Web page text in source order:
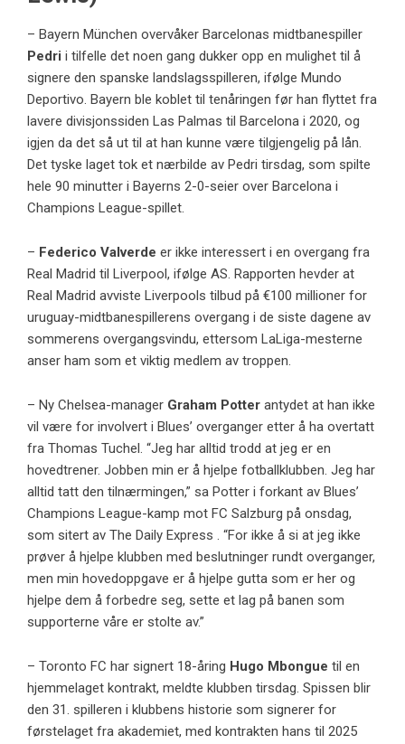
– Bayern München overvåker Barcelonas midtbanespiller
Pedri i tilfelle det noen gang dukker opp en mulighet til å
signere den spanske landslagsspilleren, ifølge Mundo
Deportivo. Bayern ble koblet til tenåringen før han flyttet fra
lavere divisjonssiden Las Palmas til Barcelona i 2020, og
igjen da det så ut til at han kunne være tilgjengelig på lån.
Det tyske laget tok et nærbilde av Pedri tirsdag, som spilte
hele 90 minutter i Bayerns 2-0-seier over Barcelona i
Champions League-spillet.
– Federico Valverde er ikke interessert i en overgang fra
Real Madrid til Liverpool, ifølge AS. Rapporten hevder at
Real Madrid avviste Liverpools tilbud på €100 millioner for
uruguay-midtbanespillerens overgang i de siste dagene av
sommerens overgangsvindu, ettersom LaLiga-mesterne
anser ham som et viktig medlem av troppen.
– Ny Chelsea-manager Graham Potter antydet at han ikke
vil være for involvert i Blues’ overganger etter å ha overtatt
fra Thomas Tuchel. “Jeg har alltid trodd at jeg er en
hovedtrener. Jobben min er å hjelpe fotballklubben. Jeg har
alltid tatt den tilnærmingen,” sa Potter i forkant av Blues’
Champions League-kamp mot FC Salzburg på onsdag,
som sitert av The Daily Express . “For ikke å si at jeg ikke
prøver å hjelpe klubben med beslutninger rundt overganger,
men min hovedoppgave er å hjelpe gutta som er her og
hjelpe dem å forbedre seg, sette et lag på banen som
supporterne våre er stolte av.”
– Toronto FC har signert 18-åring Hugo Mbongue til en
hjemmelaget kontrakt, meldte klubben tirsdag. Spissen blir
den 31. spilleren i klubbens historie som signerer for
førstelaget fra akademiet, med kontrakten hans til 2025